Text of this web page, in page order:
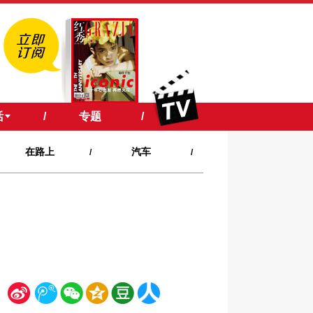
/ 专题 /
在路上 / 汽车 /
新 腾 微 空 豆